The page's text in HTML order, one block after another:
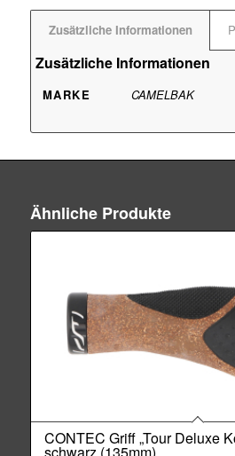
Zusätzliche Informationen
Zusätzliche Informationen
MARKE CAMELBAK
Ähnliche Produkte
CONTEC Griff „Tour Deluxe
schwarz (135mm)